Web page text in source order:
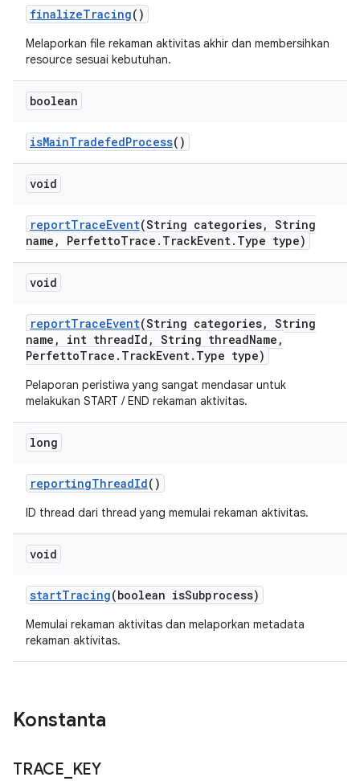
finalizeTracing()
Melaporkan file rekaman aktivitas akhir dan membersihkan
resource sesuai kebutuhan.
boolean
isMainTradefedProcess()
void
reportTraceEvent(String categories, String
name , PerfettoTrace . TrackEvent. Type type)
void
reportTraceEvent(String categories, String
name , int threadId , String threadName ,
PerfettoTrace . TrackEvent. Type type)
Pelaporan peristiwa yang sangat mendasar untuk
melakukan START / END rekaman aktivitas.
long
reportingThreadId()
ID thread dari thread yang memulai rekaman aktivitas.
void
startTracing(boolean isSubprocess)
Memulai rekaman aktivitas dan melaporkan metadata
rekaman aktivitas.
Konstanta
TRACE KEY